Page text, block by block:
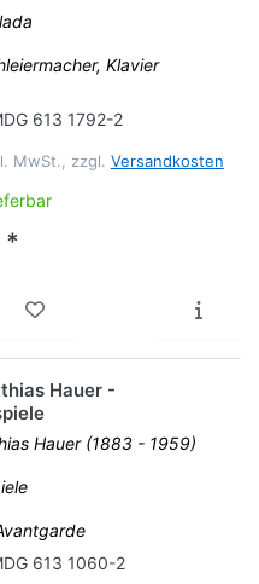
Klavier
613 1792-2
MwSt., zzgl. Versandkosten
*
Hauer -
Hauer (1883 - 1959)
613 1060-2